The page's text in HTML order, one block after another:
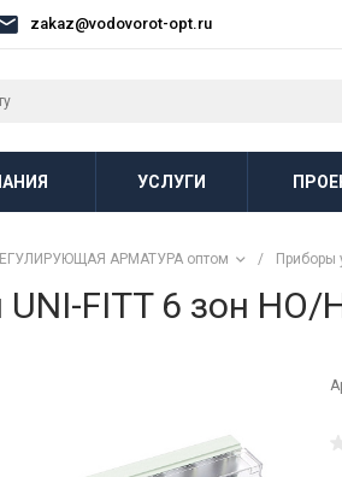
zakaz@vodovorot-opt.ru
УСЛУГИ
АРМАТУРА оптом / Приборы
FITT 6 зон НО/